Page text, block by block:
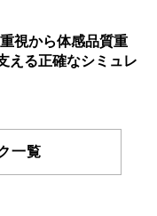
視から体感品質重
る正確なシミュレ
一覧